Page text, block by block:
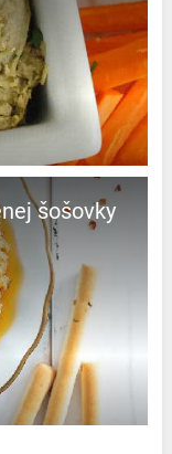
šošovky